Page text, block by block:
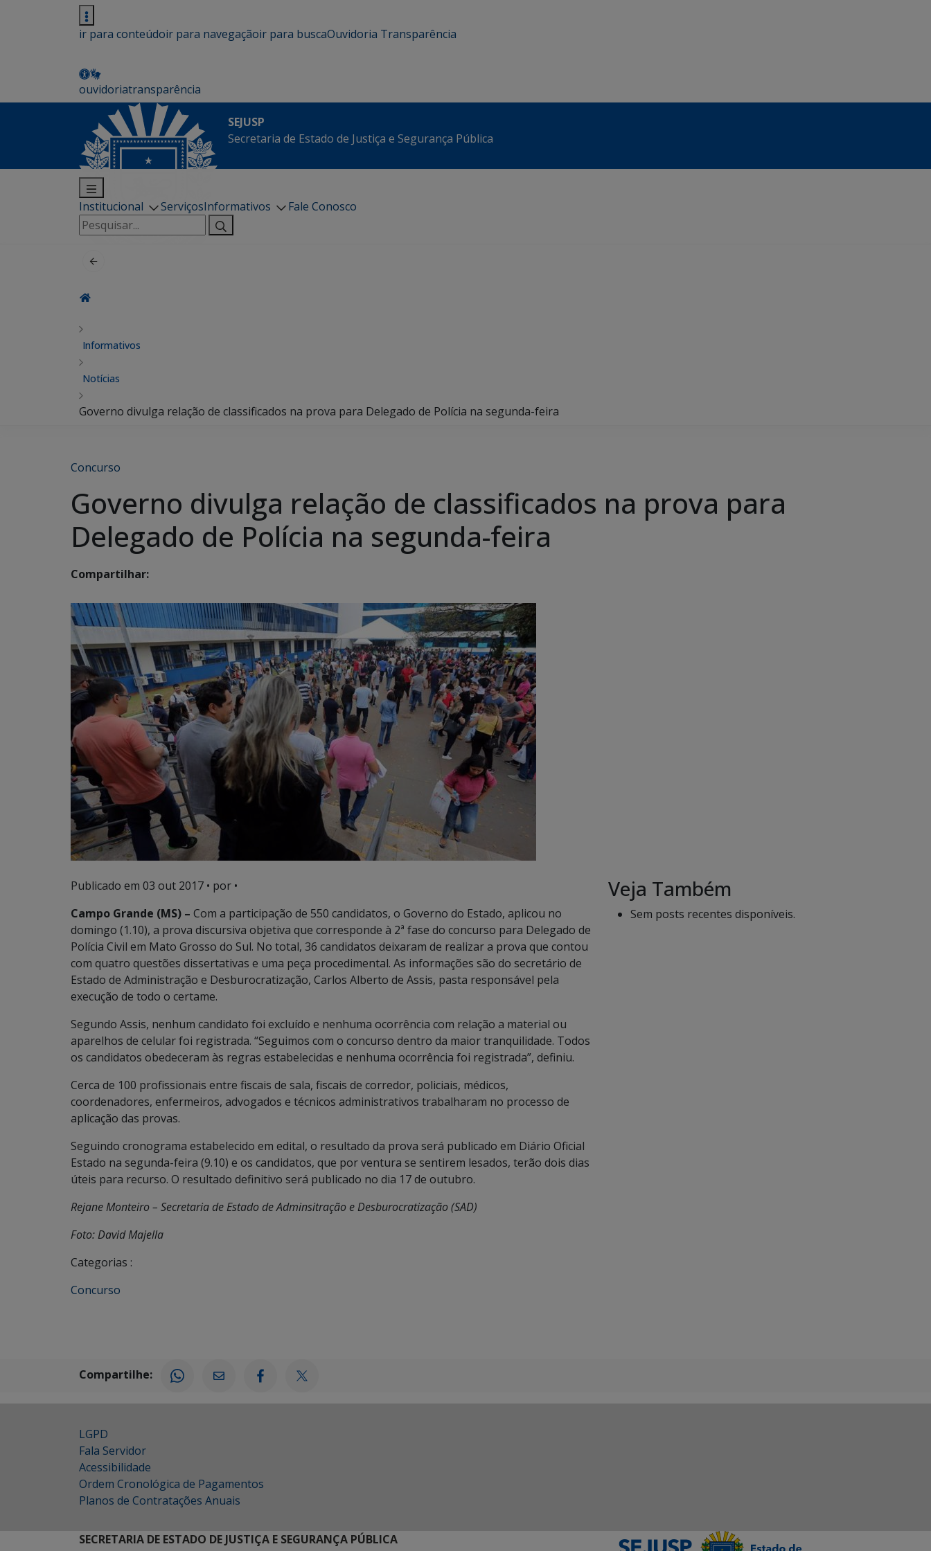
ir para conteúdoir para navegaçãoir para buscaOuvidoria Transparência
ouvidoriatransparência
SEJUSP
Secretaria de Estado de Justiça e Segurança Pública
Institucional ServiçosInformativos
Fale Conosco
Pesquisar
por:
Informativos
Notícias
Governo divulga relação de classificados na prova para Delegado de Polícia na segunda-feira
Concurso
Governo divulga relação de classificados na prova para
Delegado de Polícia na segunda-feira
Compartilhar:
Publicado em 03 out 2017 • por •
Campo Grande (MS) – Com a participação de 550 candidatos, o Governo do Estado, aplicou no
domingo (1.10), a prova discursiva objetiva que corresponde à 2ª fase do concurso para Delegado de
Polícia Civil em Mato Grosso do Sul. No total, 36 candidatos deixaram de realizar a prova que contou
com quatro questões dissertativas e uma peça procedimental. As informações são do secretário de
Estado de Administração e Desburocratização, Carlos Alberto de Assis, pasta responsável pela
execução de todo o certame.
Segundo Assis, nenhum candidato foi excluído e nenhuma ocorrência com relação a material ou
aparelhos de celular foi registrada. “Seguimos com o concurso dentro da maior tranquilidade. Todos
os candidatos obedeceram às regras estabelecidas e nenhuma ocorrência foi registrada”, definiu.
Cerca de 100 profissionais entre fiscais de sala, fiscais de corredor, policiais, médicos,
coordenadores, enfermeiros, advogados e técnicos administrativos trabalharam no processo de
aplicação das provas.
Seguindo cronograma estabelecido em edital, o resultado da prova será publicado em Diário Oficial
Estado na segunda-feira (9.10) e os candidatos, que por ventura se sentirem lesados, terão dois dias
úteis para recurso. O resultado definitivo será publicado no dia 17 de outubro.
Rejane Monteiro – Secretaria de Estado de Adminsitração e Desburocratização (SAD)
Foto: David Majella
Categorias :
Concurso
Veja Também
Sem posts recentes disponíveis.
Compartilhe:
LGPD
Fala Servidor
Acessibilidade
Ordem Cronológica de Pagamentos
Planos de Contratações Anuais
SECRETARIA DE ESTADO DE JUSTIÇA E SEGURANÇA PÚBLICA